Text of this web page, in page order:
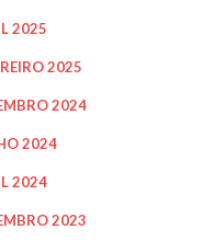
2025
2025
2024
2024
2024
2023